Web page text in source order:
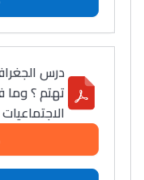
2011
إلياس أريدال،
فمنظّمة دولية
مهنة التّرجمة،
التّطوّعي،
أشياء أخرى مع
سامورا
درس
تهتم ؟ وما